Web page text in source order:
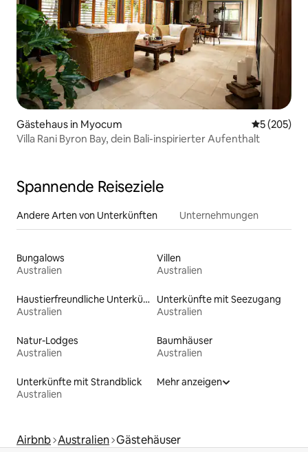
Gästehaus in Myocum
5 (205)
Villa Rani Byron Bay, dein Bali-inspirierter Aufenthalt
Spannende Reiseziele
Andere Arten von Unterkünften Unternehmungen
Bungalows
Australien
Villen
Australien
Haustierfreundliche Unterkünfte
Australien
Unterkünfte mit Seezugang
Australien
Natur-Lodges
Australien
Baumhäuser
Australien
Unterkünfte mit Strandblick
Australien
Mehr anzeigen
Airbnb Australien Gästehäuser